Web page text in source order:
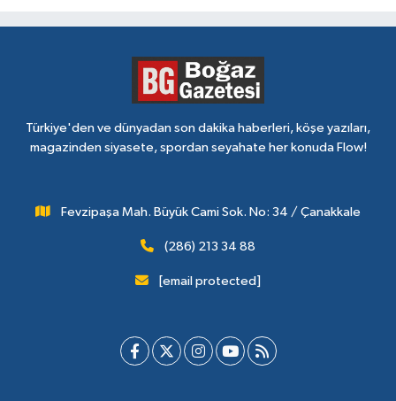
Türkiye'den ve dünyadan son dakika haberleri, köşe yazıları,
magazinden siyasete, spordan seyahate her konuda Flow!
Fevzipaşa Mah. Büyük Cami Sok. No: 34 / Çanakkale
(286) 213 34 88
[email protected]